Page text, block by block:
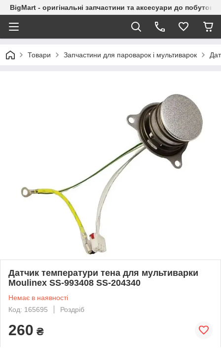
BigMart - оригінальні запчастини та аксесуари до побутової
Товари Запчастини для пароварок і мультиварок
Датчик температури тена для мультиварки
Moulinex SS-993408 SS-204340
Немає в наявності
Код: 165695
Роздріб
260 ₴